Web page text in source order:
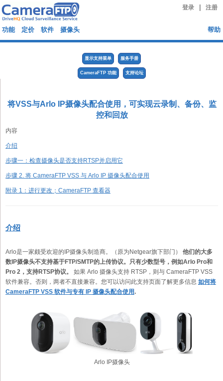
登录 注册
功能 定价 软件 摄像头 帮助
显示支持菜单 服务手册
CameraFTP 功能 支持论坛
将VSS与Arlo IP摄像头配合使用，可实现云录制、备份、监
控和回放
内容
介绍
步骤一：检查摄像头是否支持RTSP并启用它
步骤 2. 将 CameraFTP VSS 与 Arlo IP 摄像头配合使用
附录 1：进行更改；CameraFTP 查看器
介绍
Arlo是一家颇受欢迎的IP摄像头制造商。（原为Netgear旗下部门） 他们的大多
数IP摄像头不支持基于FTP/SMTP的上传协议。只有少数型号，例如Arlo Pro和
Pro 2，支持RTSP协议。 如果 Arlo 摄像头支持 RTSP，则与 CameraFTP VSS
软件兼容。否则，两者不直接兼容。您可以访问此支持页面了解更多信息 如何将
CameraFTP VSS 软件与专有 IP 摄像头配合使用.
Arlo IP摄像头